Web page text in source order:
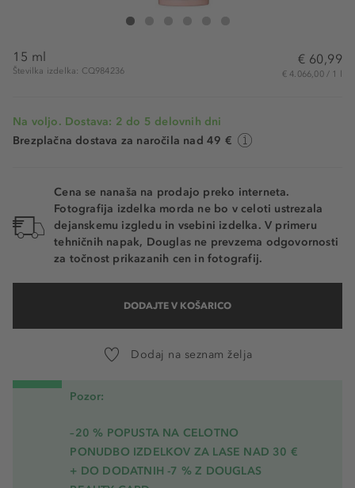
Clinique Moisture Surge Eye 96-Hour Hydro-Filler
15 ml
Številka izdelka: CQ984236
€ 60,99
€ 4.066,00 / 1 l
Na voljo. Dostava: 2 do 5 delovnih dni
Brezplačna dostava za naročila nad 49 €
Cena se nanaša na prodajo preko interneta.
Fotografija izdelka morda ne bo v celoti ustrezala
dejanskemu izgledu in vsebini izdelka. V primeru
tehničnih napak, Douglas ne prevzema odgovornosti
za točnost prikazanih cen in fotografij.
DODAJTE V KOŠARICO
Dodaj na seznam želja
Pozor:
–20 % POPUSTA NA CELOTNO
PONUDBO IZDELKOV ZA LASE NAD 30 €
+ DO DODATNIH -7 % Z DOUGLAS